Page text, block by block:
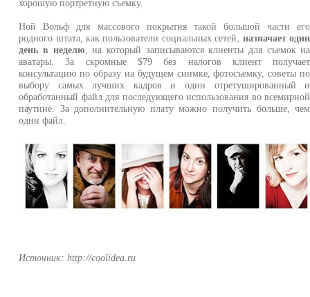
хорошую портретную съемку.
Ной Вольф для массового покрытия такой большой части его
родного штата, как пользователи социальных сетей, назначает один
день в неделю , на который записываются клиенты для съемок на
аватары. За скромные $79 без налогов клиент получает
консультацию по образу на будущем снимке, фотосъемку, советы по
выбору самых лучших кадров и один отретушированный и
обработанный файл для последующего использования во всемирной
паутине. За дополнительную плату можно получить больше, чем
один файл.
Источник: http://coolidea.ru